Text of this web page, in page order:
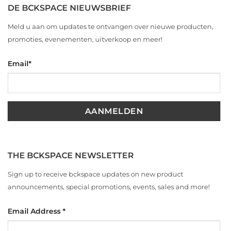
DE BCKSPACE NIEUWSBRIEF
Meld u aan om updates te ontvangen over nieuwe producten,
promoties, evenementen, uitverkoop en meer!
Email*
THE BCKSPACE NEWSLETTER
Sign up to receive bckspace updates on new product
announcements, special promotions, events, sales and more!
Email Address *